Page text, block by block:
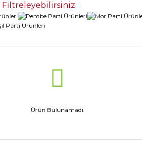
Filtreleyebilirsiniz
Ürün Bulunamadı.